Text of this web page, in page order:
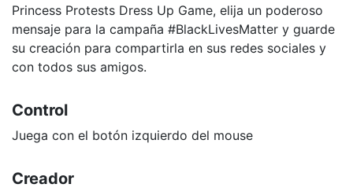
Princess Protests Dress Up Game, elija un poderoso
mensaje para la campaña #BlackLivesMatter y guarde
su creación para compartirla en sus redes sociales y
con todos sus amigos.
Control
Juega con el botón izquierdo del mouse
Creador